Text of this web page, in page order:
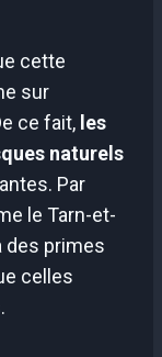
cette
sur
ce fait, les
naturels
Par
le Tarn-et-
des primes
celles